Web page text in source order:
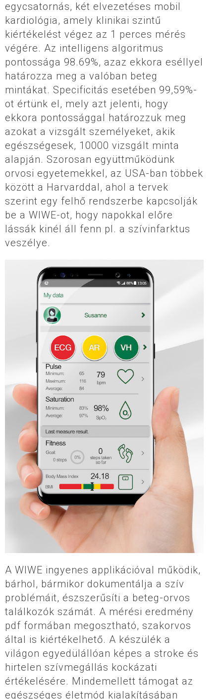
egycsatornás, két elvezetéses mobil
kardiológia, amely klinikai szintű
kiértékelést végez az 1 perces mérés
végére. Az intelligens algoritmus
pontossága 98.69%, azaz ekkora eséllyel
határozza meg a valóban beteg
mintákat. Specificitás esetében 99,59%-
ot értünk el, mely azt jelenti, hogy
ekkora pontossággal határozzuk meg
azokat a vizsgált személyeket, akik
egészségesek, 10000 vizsgált minta
alapján. Szorosan együttműködünk
orvosi egyetemekkel, az USA-ban többek
között a Harvarddal, ahol a tervek
szerint egy felhő rendszerbe kapcsolják
be a WIWE-ot, hogy napokkal előre
lássák kinél áll fenn pl. a szívinfarktus
veszélye.
A WIWE ingyenes applikációval működik,
bárhol, bármikor dokumentálja a szív
problémáit, észszerűsíti a beteg-orvos
találkozók számát. A mérési eredmény
pdf formában megosztható, szakorvos
által is kiértékelhető. A készülék a
világon egyedülállóan képes a stroke és
hirtelen szívmegállás kockázati
értékelésére. Mindemellett támogat az
egészséges életmód kialakításában